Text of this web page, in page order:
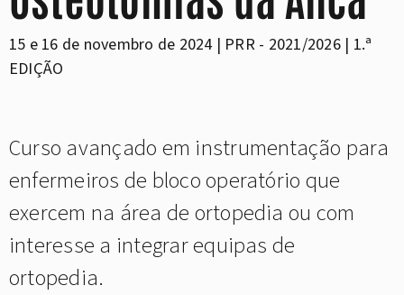
15 e 16 de novembro de 2024 | PRR - 2021/2026 | 1.ª
EDIÇÃO
Curso avançado em instrumentação para
enfermeiros de bloco operatório que
exercem na área de ortopedia ou com
interesse a integrar equipas de
ortopedia.